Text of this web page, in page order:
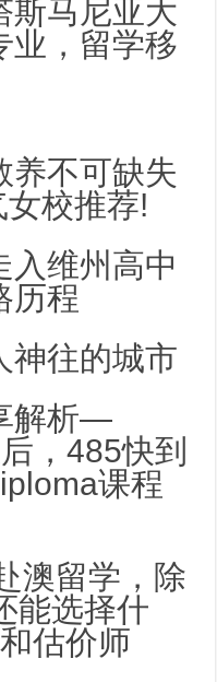
斯马尼亚大
业，留学移
养不可缺失
校推荐!
入维州高中
历程
神往的城市
解析—
，485快到
课程
澳留学，除
能选择什
估价师